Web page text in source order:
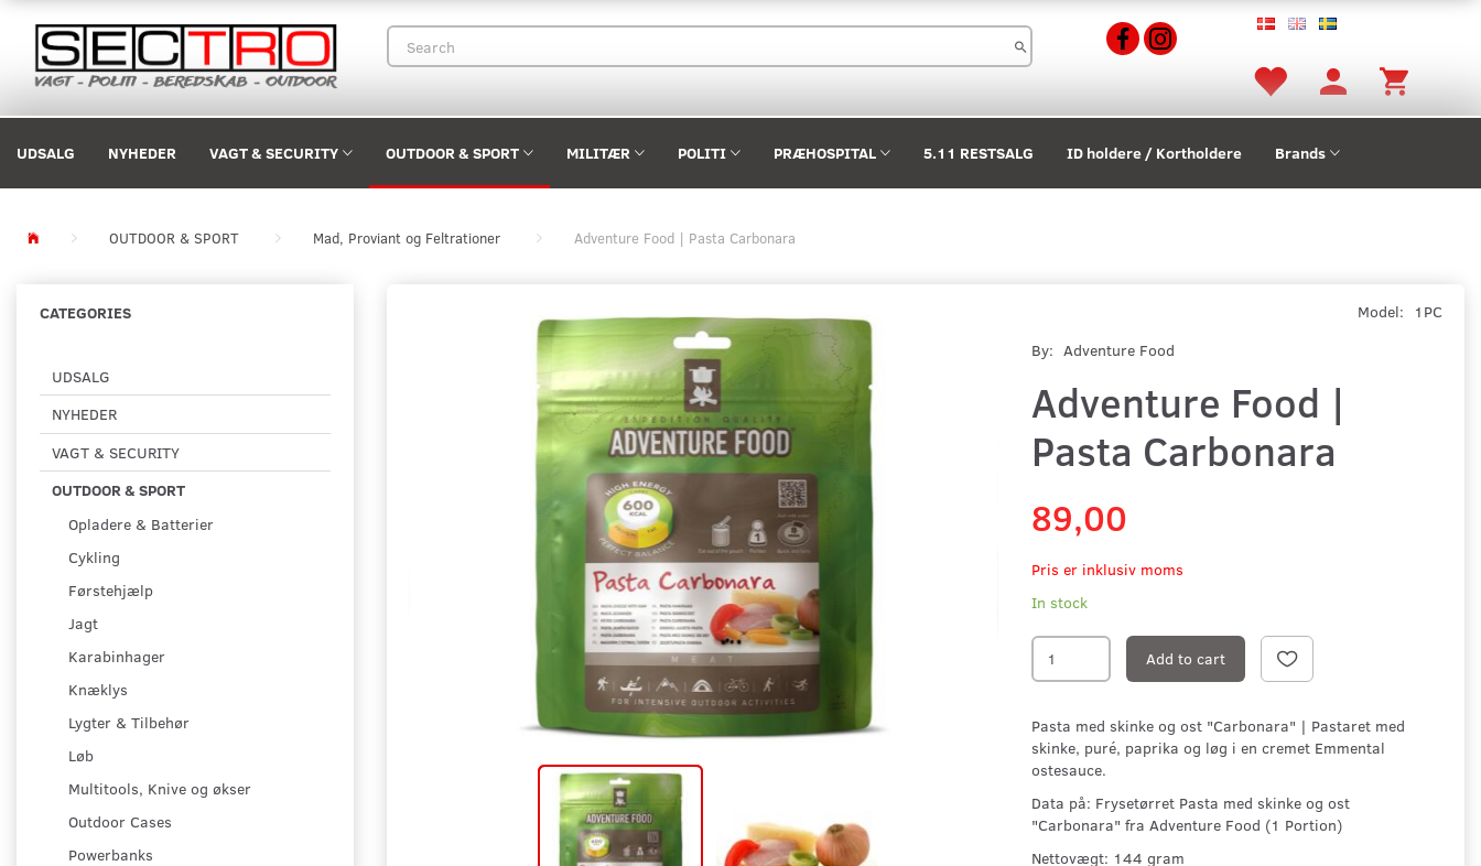
UDSALG NYHEDER VAGT & SECURITY OUTDOOR & SPORT MILITÆR POLITI PRÆHOSPITAL 5.11 RESTSALG ID holdere / Kortholdere Brands
OUTDOOR & SPORT Mad, Proviant og Feltrationer Adventure Food | Pasta Carbonara
CATEGORIES
UDSALG
NYHEDER
VAGT & SECURITY
OUTDOOR & SPORT
Opladere & Batterier
Cykling
Førstehjælp
Jagt
Karabinhager
Knæklys
Lygter & Tilbehør
Løb
Multitools, Knive og økser
Outdoor Cases
Powerbanks
Model:
1PC
By: Adventure Food
Adventure Food |
Pasta Carbonara
89,00
Pris er inklusiv moms
In stock
Add to cart
Pasta med skinke og ost "Carbonara" | Pastaret med
skinke, puré, paprika og løg i en cremet Emmental
ostesauce.
Data på: Frysetørret Pasta med skinke og ost
"Carbonara" fra Adventure Food (1 Portion)
Nettovægt: 144 gram